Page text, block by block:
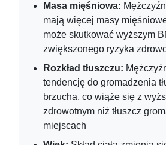
Masa mięśniowa:
mają więcej masy
może skutkować wyższym
zwiększonego ryzyka
Rozkład tłuszczu:
tendencję do gromadzenia
brzucha, co wiąże się z
zdrowotnym niż tłuszcz
miejscach